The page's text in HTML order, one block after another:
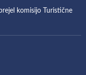
komisijo Turistične